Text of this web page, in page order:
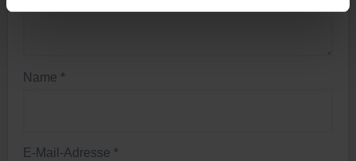
Name *
E-Mail-Adresse *